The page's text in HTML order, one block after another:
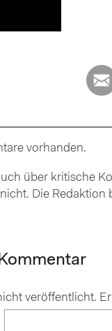
vorhanden.
über kritische
Die Redaktion
veröffentlicht.